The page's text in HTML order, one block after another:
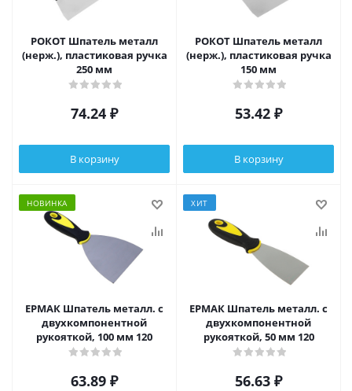
РОКОТ Шпатель металл
(нерж.), пластиковая ручка
250 мм
74.24 ₽
В корзину
РОКОТ Шпатель металл
(нерж.), пластиковая ручка
150 мм
53.42 ₽
В корзину
НОВИНКА
ЕРМАК Шпатель металл. с
двухкомпонентной
рукояткой, 100 мм 120
63.89 ₽
ХИТ
ЕРМАК Шпатель металл. с
двухкомпонентной
рукояткой, 50 мм 120
56.63 ₽